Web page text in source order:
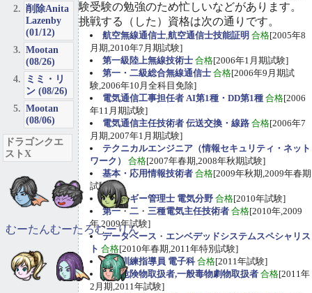
験受験の勉強のため忙しいなどがあります。
挑戦する（した）資格は次の通りです。
航空無線通信士,航空通信士技能証明 合格[2005年8
月期,2010年7月期試験]
第一級陸上無線技術士 合格[2006年1月期試験]
第一・二級総合無線通信士 合格[2006年9月期試
験,2006年10月全科目免除]
電気通信工事担任者 AI第1種・DD第1種 合格[2006
年11月期試験]
電気通信主任技術者 伝送交換・線路 合格[2006年7
月期,2007年1月期試験]
テクニカルエンジニア（情報セキュリティ・ネット
ワーク）
合格[2007年春期,2008年秋期試験]
基本・応用情報技術者 合格[2009年秋期,2009年春期
試験]
エネルギー管理士 電気分野 合格[2010年試験]
第一・二 ・ 三種電気主任技術者 合格[2010年,2009
年,2009年試験]
データベース ・ エンベデッドシステムスペシャリス
ト 合格[2010年春期,2011年特別試験]
職業訓練指導員 電子科 合格[2011年試験]
甲種危険物取扱者,一般毒物劇物取扱者 合格[2011年
2月期,2011年試験]
削除Anita
Lazenby
(01/12)
Mootan
(08/26)
ミミ・リ
ン (08/26)
Mootan
(08/06)
ドラゴンクエ
ストX
むーたんむーたろむーりん